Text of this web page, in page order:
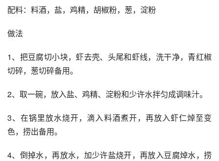
配料：料酒，盐，鸡精，胡椒粉，葱，淀粉
做法
1、把豆腐切小块，虾去壳、头尾和虾线，洗干净，青红椒
切碎，葱切碎备用。
2、取一碗，放入盐、鸡精、淀粉和少许水拌匀成调味汁。
3、在锅里放水烧开，滴入料酒煮开，再放入虾仁焯至变
色，捞出备用。
4、倒掉水，再放水，加少许盐烧开，再放入豆腐焯水，捞